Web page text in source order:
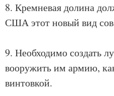
8. Кремневая долина
США этот новый вид
9. Необходимо создать
вооружить им армию,
винтовкой.